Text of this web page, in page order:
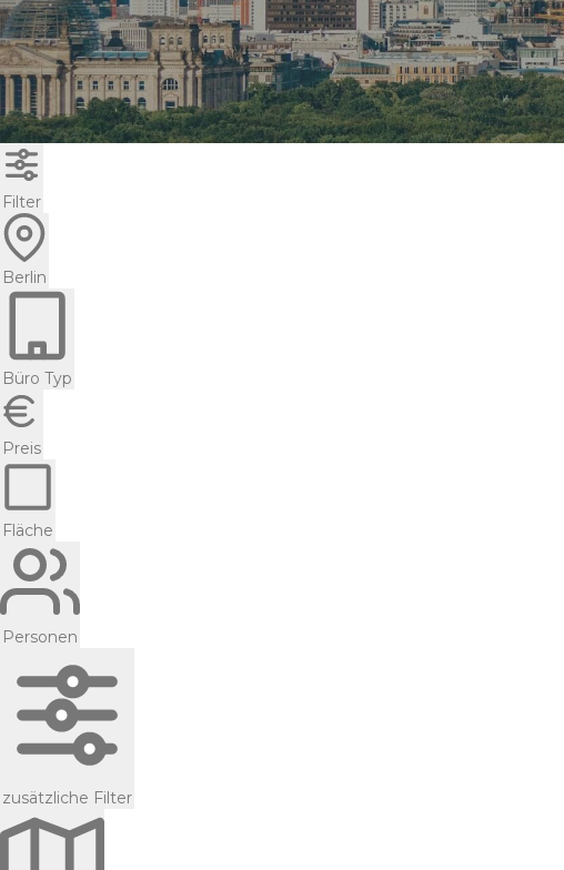
Filter
Berlin
Büro Typ
Preis
Fläche
Personen
zusätzliche Filter